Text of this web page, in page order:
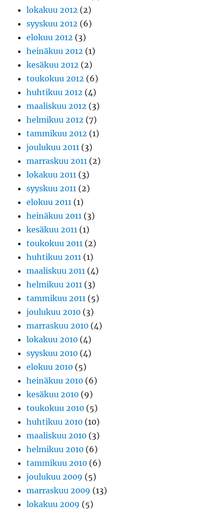
lokakuu 2012 (2)
syyskuu 2012 (6)
elokuu 2012 (3)
heinäkuu 2012 (1)
kesäkuu 2012 (2)
toukokuu 2012 (6)
huhtikuu 2012 (4)
maaliskuu 2012 (3)
helmikuu 2012 (7)
tammikuu 2012 (1)
joulukuu 2011 (3)
marraskuu 2011 (2)
lokakuu 2011 (3)
syyskuu 2011 (2)
elokuu 2011 (1)
heinäkuu 2011 (3)
kesäkuu 2011 (1)
toukokuu 2011 (2)
huhtikuu 2011 (1)
maaliskuu 2011 (4)
helmikuu 2011 (3)
tammikuu 2011 (5)
joulukuu 2010 (3)
marraskuu 2010 (4)
lokakuu 2010 (4)
syyskuu 2010 (4)
elokuu 2010 (5)
heinäkuu 2010 (6)
kesäkuu 2010 (9)
toukokuu 2010 (5)
huhtikuu 2010 (10)
maaliskuu 2010 (3)
helmikuu 2010 (6)
tammikuu 2010 (6)
joulukuu 2009 (5)
marraskuu 2009 (13)
lokakuu 2009 (5)